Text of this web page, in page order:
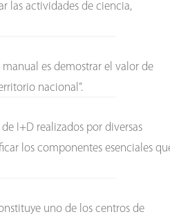
las actividades de ciencia,
es demostrar el valor de
nacional”.
I+D realizados por diversas
los componentes esenciales
uno de los centros de